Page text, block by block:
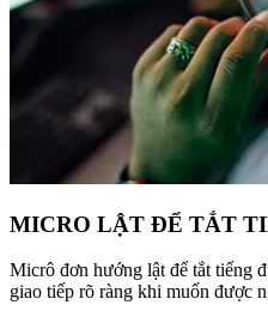
MICRO LẬT ĐỂ TẮT
Micrô đơn hướng lật để tắt tiếng
giao tiếp rõ ràng khi muốn được